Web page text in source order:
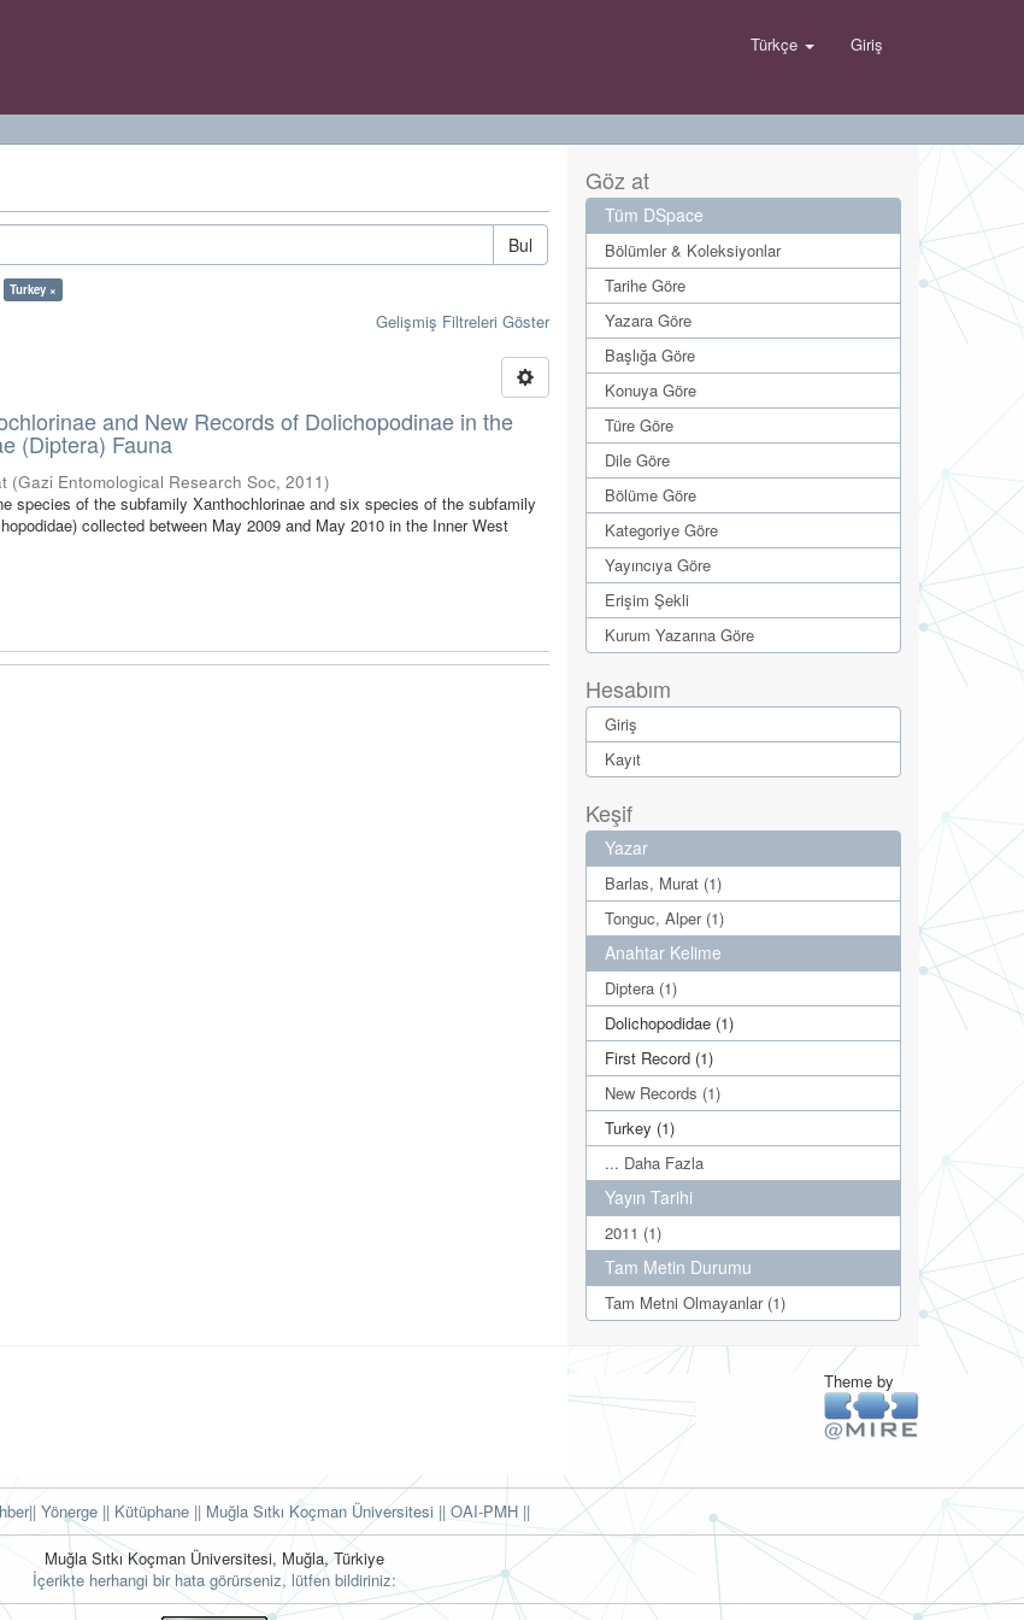
Türkçe Giriş
Bul
Turkey ×
Gelişmiş Filtreleri Göster
and New Records of Dolichopodinae in the
(Diptera) Fauna
(Gazi Entomological Research Soc,2011)
species of the subfamily Xanthochlorinae and six species of the subfamily
collected between May 2009 and May 2010 in the Inner West
Göz at
Tüm DSpace
Bölümler & Koleksiyonlar
Tarihe Göre
Yazara Göre
Başlığa Göre
Konuya Göre
Türe Göre
Dile Göre
Bölüme Göre
Kategoriye Göre
Yayıncıya Göre
Erişim Şekli
Kurum Yazarına Göre
Hesabım
Giriş
Kayıt
Keşif
Yazar
Barlas, Murat (1)
Tonguc, Alper (1)
Anahtar Kelime
Diptera (1)
Dolichopodidae (1)
First Record (1)
New Records (1)
Turkey (1)
... Daha Fazla
Yayın Tarihi
2011 (1)
Tam Metin Durumu
Tam Metni Olmayanlar (1)
Theme by
|| Yönerge || Kütüphane || Muğla Sıtkı Koçman Üniversitesi || OAI-PMH ||
Muğla Sıtkı Koçman Üniversitesi, Muğla, Türkiye
İçerikte herhangi bir hata görürseniz, lütfen bildiriniz: